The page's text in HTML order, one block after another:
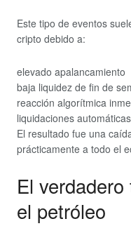
Este tipo de eventos
cripto debido a:
elevado apalancamiento
baja liquidez de fin de
reacción algorítmica
liquidaciones
El resultado fue una
prácticamente a todo el
El
el petróleo